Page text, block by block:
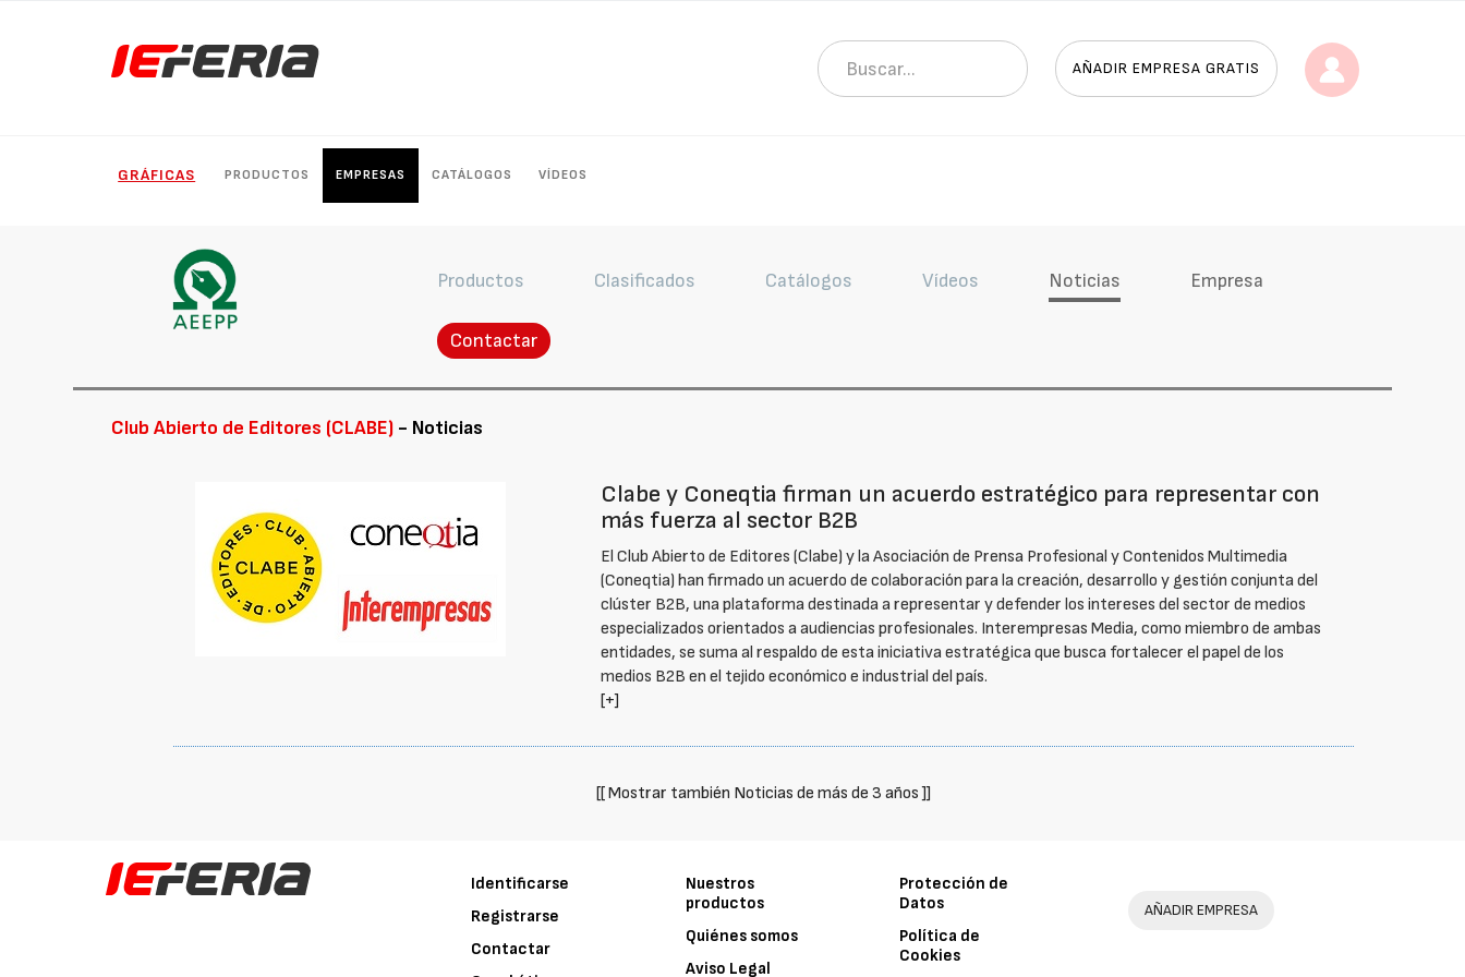
AÑADIR EMPRESA GRATIS
GRÁFICAS PRODUCTOS EMPRESAS CATÁLOGOS VÍDEOS
Productos Clasificados Catálogos Vídeos Noticias Empresa
Contactar
Club Abierto de Editores (CLABE) - Noticias
Clabe y Coneqtia firman un acuerdo estratégico para representar con
más fuerza al sector B2B
El Club Abierto de Editores (Clabe) y la Asociación de Prensa Profesional y Contenidos Multimedia
(Coneqtia) han firmado un acuerdo de colaboración para la creación, desarrollo y gestión conjunta del
clúster B2B, una plataforma destinada a representar y defender los intereses del sector de medios
especializados orientados a audiencias profesionales. Interempresas Media, como miembro de ambas
entidades, se suma al respaldo de esta iniciativa estratégica que busca fortalecer el papel de los
medios B2B en el tejido económico e industrial del país.
[+]
[[ Mostrar también Noticias de más de 3 años ]]
Identificarse
Registrarse
Contactar
Nuestros
productos
Quiénes somos
Aviso Legal
Protección de
Datos
Política de
Cookies
AÑADIR EMPRESA